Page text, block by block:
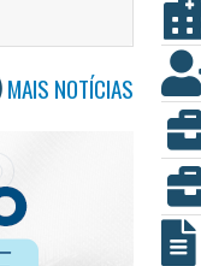
MAIS NOTÍCIAS